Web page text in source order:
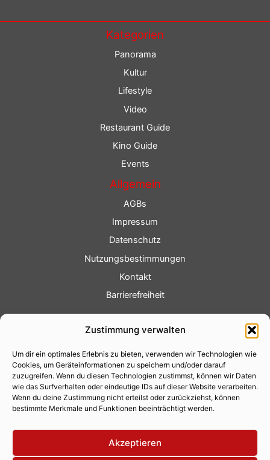
Zustimmung verwalten
Um dir ein optimales Erlebnis zu bieten, verwenden wir Technologien wie
Cookies, um Geräteinformationen zu speichern und/oder darauf
zuzugreifen. Wenn du diesen Technologien zustimmst, können wir Daten
wie das Surfverhalten oder eindeutige IDs auf dieser Website verarbeiten.
Wenn du deine Zustimmung nicht erteilst oder zurückziehst, können
bestimmte Merkmale und Funktionen beeinträchtigt werden.
Akzeptieren
Kategorien
Panorama
Kultur
Lifestyle
Video
Restaurant Guide
Kino Guide
Events
Allgemein
AGBs
Impressum
Datenschutz
Nutzungsbestimmungen
Kontakt
Barrierefreiheit
Fotoservice
Videoservice
Werbung
Contenterstellung
Lokalnachrichten
Lokalfernsehen
Eventkalender